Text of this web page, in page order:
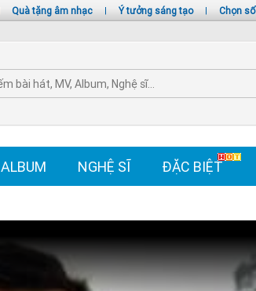
Quà tặng âm nhạc | Ý tưởng sáng tạo | Chọn số
ALBUM NGHỆ SĨ ĐẶC BIỆT